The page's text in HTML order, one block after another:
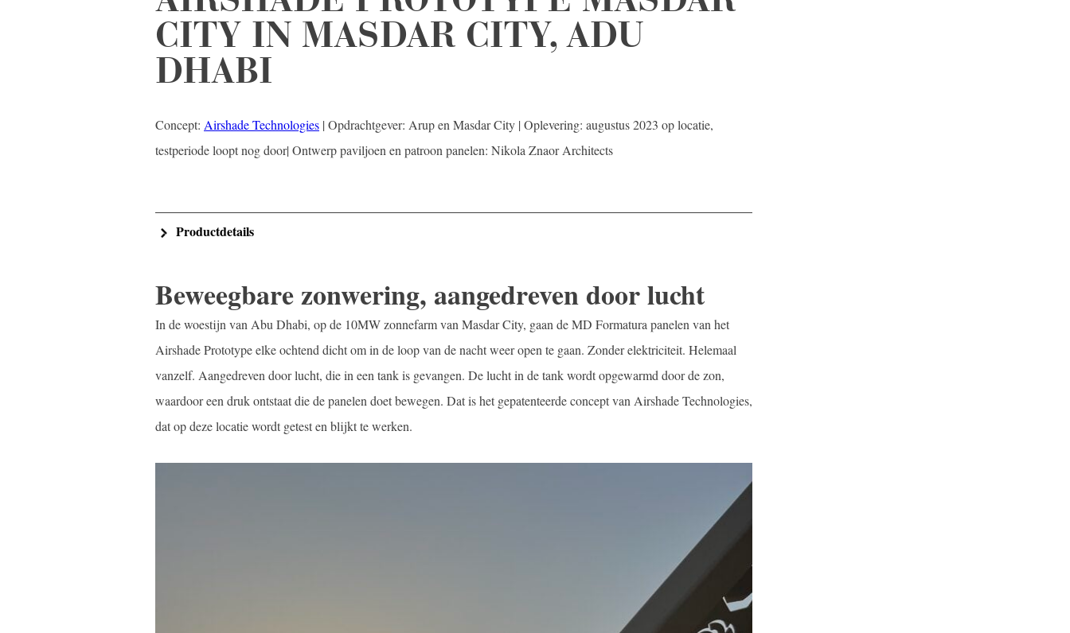
CITY IN MASDAR CITY, ADU
DHABI
Concept: Airshade Technologies | Opdrachtgever: Arup en Masdar City | Oplevering: augustus 2023 op locatie,
testperiode loopt nog door| Ontwerp paviljoen en patroon panelen: Nikola Znaor Architects
Productdetails
Beweegbare zonwering, aangedreven door lucht
In de woestijn van Abu Dhabi, op de 10MW zonnefarm van Masdar City, gaan de MD Formatura panelen van het
Airshade Prototype elke ochtend dicht om in de loop van de nacht weer open te gaan. Zonder elektriciteit. Helemaal
vanzelf. Aangedreven door lucht, die in een tank is gevangen. De lucht in de tank wordt opgewarmd door de zon,
waardoor een druk ontstaat die de panelen doet bewegen. Dat is het gepatenteerde concept van Airshade Technologies,
dat op deze locatie wordt getest en blijkt te werken.